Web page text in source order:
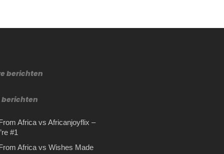
berichten
berichten
Africa vs Africanjoyflix –
#1
Africa vs Wishes Made